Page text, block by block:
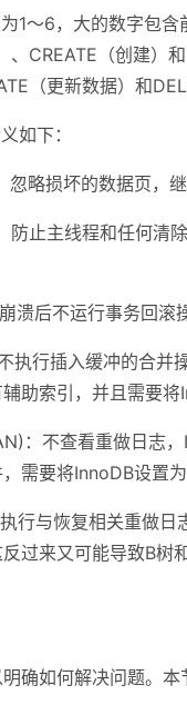
1～6，大的数字包含
CREATE（创建）
（更新数据）和
如下：
忽略损坏的数据页，
防止主线程和任何
溃后不运行事务回滚
执行插入缓冲的合
助索引，并且需要将
：不查看重做日志
需要将InnoDB设置为
执行与恢复相关重做
过来又可能导致B树
确如何解决问题。本